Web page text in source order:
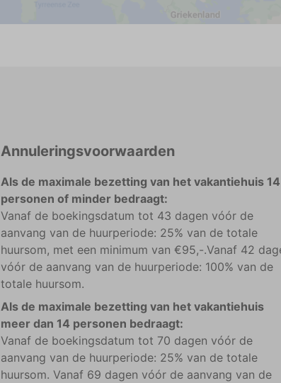
Annuleringsvoorwaarden
Als de maximale bezetting van het vakantiehuis 14
personen of minder bedraagt:
Vanaf de boekingsdatum tot 43 dagen vóór de
aanvang van de huurperiode: 25% van de totale
huursom, met een minimum van €95,-.Vanaf 42
vóór de aanvang van de huurperiode: 100% van de
totale huursom.
Als de maximale bezetting van het vakantiehuis
meer dan 14 personen bedraagt:
Vanaf de boekingsdatum tot 70 dagen vóór de
aanvang van de huurperiode: 25% van de totale
huursom. Vanaf 69 dagen vóór de aanvang van de